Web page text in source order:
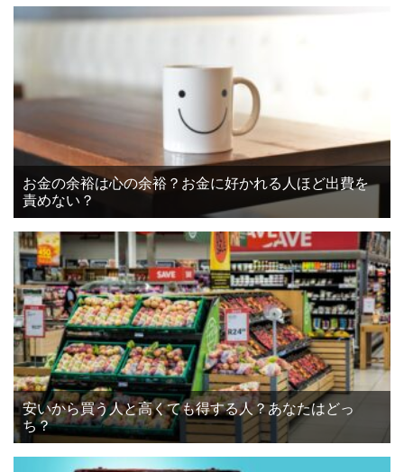
お金の余裕は心の余裕？お金に好かれる人ほど出費を
責めない？
安いから買う人と高くても得する人？あなたはどっ
ち？